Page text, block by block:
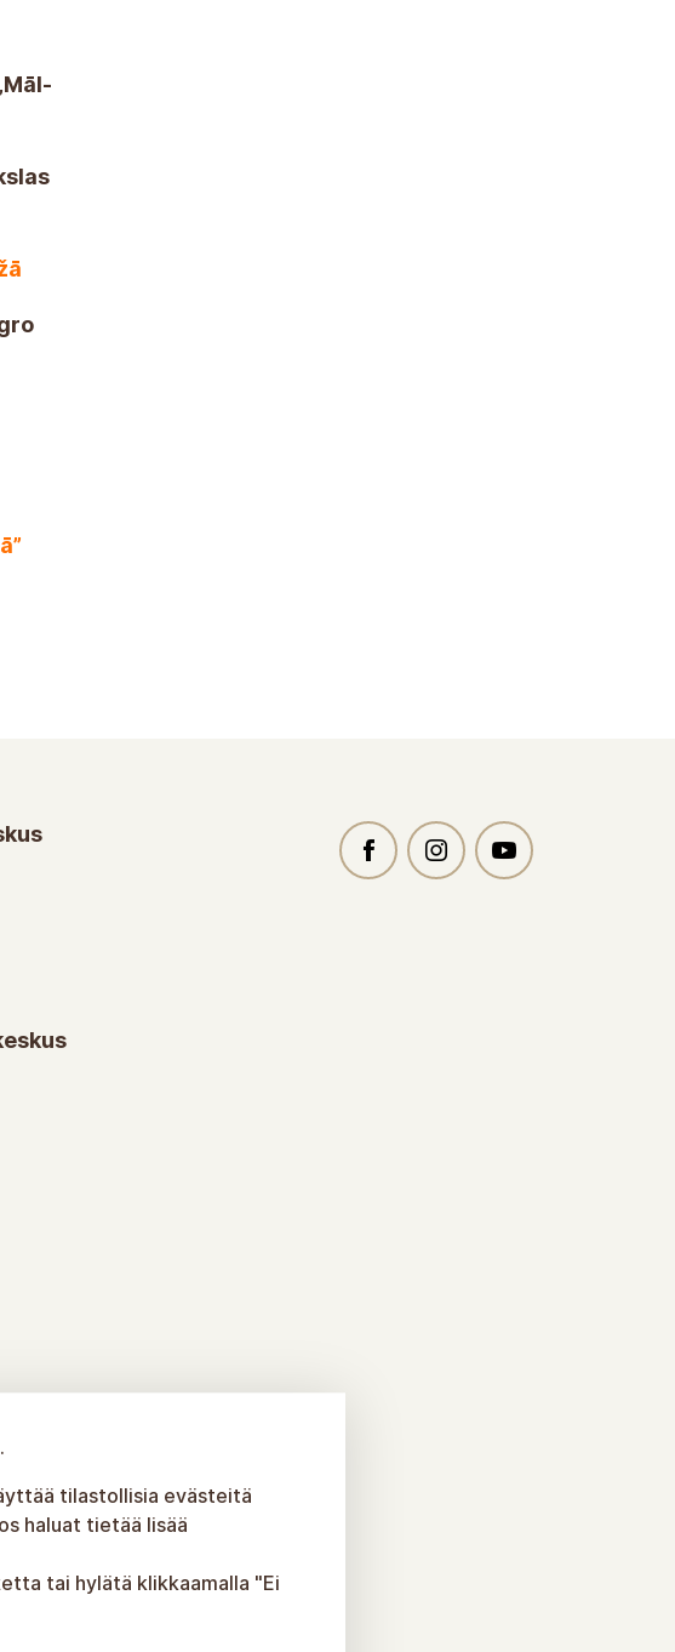
tilastollisia evästeitä
haluat tietää lisää
tai hylätä klikkaamalla "Ei